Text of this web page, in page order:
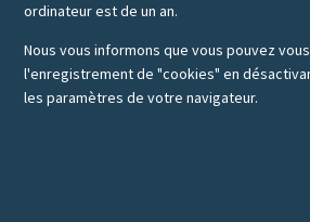
ordinateur est de un an.
Nous vous informons que vous pouvez
l'enregistrement de "cookies" en
les paramètres de votre navigateur.